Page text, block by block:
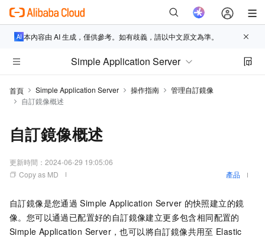
本內容由 AI 生成，僅供參考。如有歧義，請以中文原文為準。
Simple Application Server
首頁 Simple Application Server 操作指南
管理自訂鏡像
自訂鏡像概述
自訂鏡像概述
更新時間： 2024-06-29 19:05:06
Copy as MD
產品
自訂鏡像是您通過 Simple Application Server 的快照建立的鏡
像。您可以通過已配置好的自訂鏡像建立更多包含相同配置的
Simple Application Server，也可以將自訂鏡像共用至 Elastic